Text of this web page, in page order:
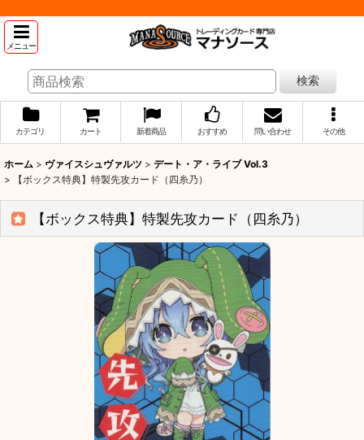
メニュー
検索
カテゴリ カート 新着商品 おすすめ 問い合わせ その他
ホーム > ヴァイスシュヴァルツ > デート・ア・ライブ Vol.3
>
【ボックス特典】特製先攻カード（四糸乃）
【ボックス特典】特製先攻カード（四糸乃）